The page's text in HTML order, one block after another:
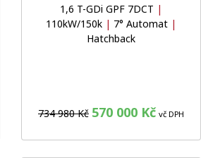
1,6 T-GDi GPF 7DCT |
110kW/150k | 7° Automat |
Hatchback
734 980 Kč 570 000 Kč vč DPH